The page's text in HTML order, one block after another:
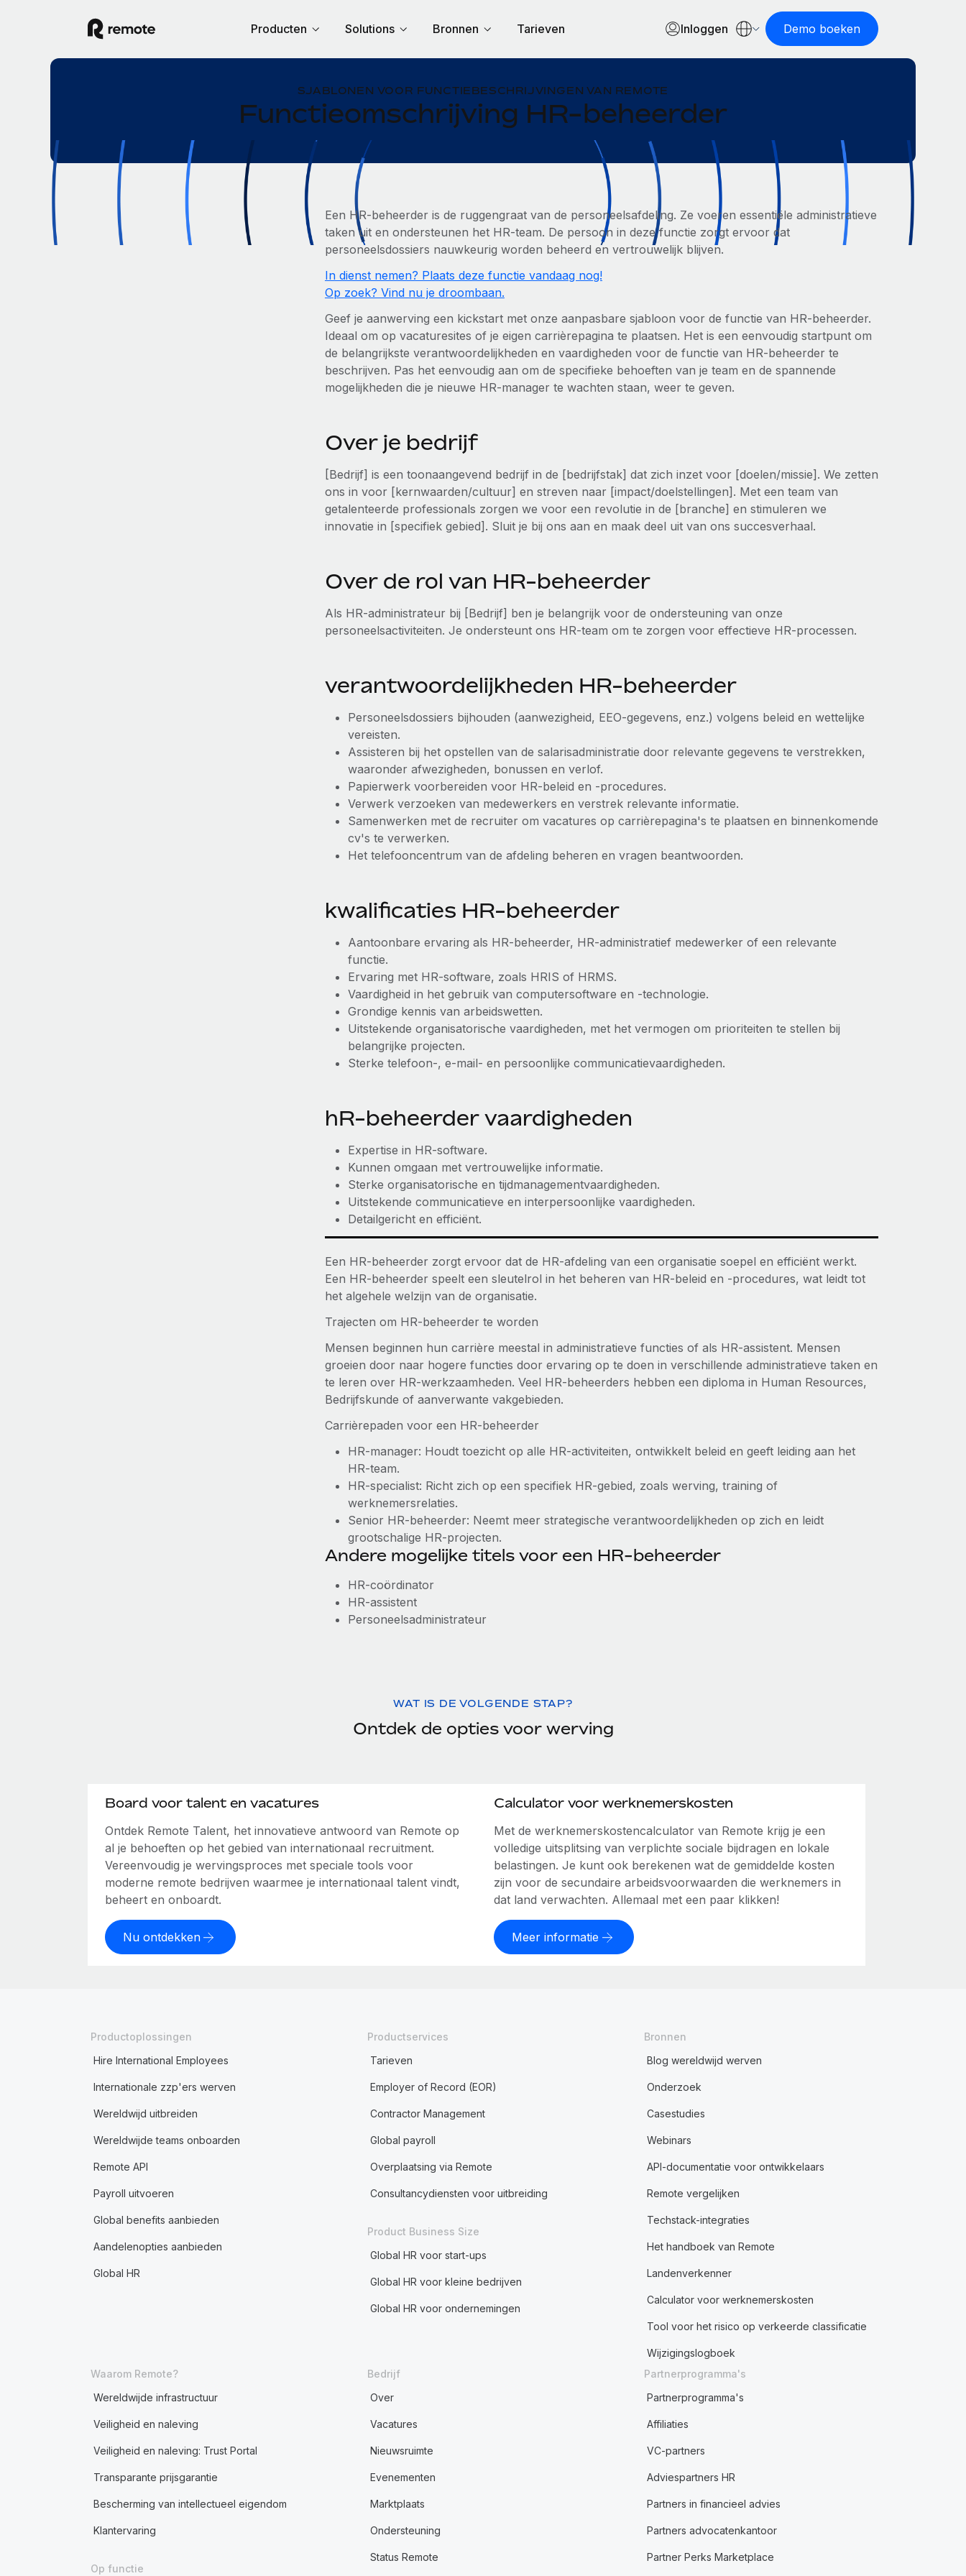
Producten Solutions Bronnen Tarieven Inloggen Demo boeken
SJABLONEN VOOR FUNCTIEBESCHRIJVINGEN VAN REMOTE
Functieomschrijving HR-beheerder
Een HR-beheerder is de ruggengraat van de personeelsafdeling. Ze voeren essentiële administratieve
taken uit en ondersteunen het HR-team. De persoon in deze functie zorgt ervoor dat
personeelsdossiers nauwkeurig worden beheerd en vertrouwelijk blijven.
In dienst nemen? Plaats deze functie vandaag nog!
Op zoek? Vind nu je droombaan.
Geef je aanwerving een kickstart met onze aanpasbare sjabloon voor de functie van HR-beheerder.
Ideaal om op vacaturesites of je eigen carrièrepagina te plaatsen. Het is een eenvoudig startpunt om
de belangrijkste verantwoordelijkheden en vaardigheden voor de functie van HR-beheerder te
beschrijven. Pas het eenvoudig aan om de specifieke behoeften van je team en de spannende
mogelijkheden die je nieuwe HR-manager te wachten staan, weer te geven.
Over je bedrijf
[Bedrijf] is een toonaangevend bedrijf in de [bedrijfstak] dat zich inzet voor [doelen/missie]. We zetten
ons in voor [kernwaarden/cultuur] en streven naar [impact/doelstellingen]. Met een team van
getalenteerde professionals zorgen we voor een revolutie in de [branche] en stimuleren we
innovatie in [specifiek gebied]. Sluit je bij ons aan en maak deel uit van ons succesverhaal.
Over de rol van HR-beheerder
Als HR-administrateur bij [Bedrijf] ben je belangrijk voor de ondersteuning van onze
personeelsactiviteiten. Je ondersteunt ons HR-team om te zorgen voor effectieve HR-processen.
verantwoordelijkheden HR-beheerder
Personeelsdossiers bijhouden (aanwezigheid, EEO-gegevens, enz.) volgens beleid en wettelijke
vereisten.
Assisteren bij het opstellen van de salarisadministratie door relevante gegevens te verstrekken,
waaronder afwezigheden, bonussen en verlof.
Papierwerk voorbereiden voor HR-beleid en -procedures.
Verwerk verzoeken van medewerkers en verstrek relevante informatie.
Samenwerken met de recruiter om vacatures op carrièrepagina's te plaatsen en binnenkomende
cv's te verwerken.
Het telefooncentrum van de afdeling beheren en vragen beantwoorden.
kwalificaties HR-beheerder
Aantoonbare ervaring als HR-beheerder, HR-administratief medewerker of een relevante
functie.
Ervaring met HR-software, zoals HRIS of HRMS.
Vaardigheid in het gebruik van computersoftware en -technologie.
Grondige kennis van arbeidswetten.
Uitstekende organisatorische vaardigheden, met het vermogen om prioriteiten te stellen bij
belangrijke projecten.
Sterke telefoon-, e-mail- en persoonlijke communicatievaardigheden.
hR-beheerder vaardigheden
Expertise in HR-software.
Kunnen omgaan met vertrouwelijke informatie.
Sterke organisatorische en tijdmanagementvaardigheden.
Uitstekende communicatieve en interpersoonlijke vaardigheden.
Detailgericht en efficiënt.
Een HR-beheerder zorgt ervoor dat de HR-afdeling van een organisatie soepel en efficiënt werkt.
Een HR-beheerder speelt een sleutelrol in het beheren van HR-beleid en -procedures, wat leidt tot
het algehele welzijn van de organisatie.
Trajecten om HR-beheerder te worden
Mensen beginnen hun carrière meestal in administratieve functies of als HR-assistent. Mensen
groeien door naar hogere functies door ervaring op te doen in verschillende administratieve taken en
te leren over HR-werkzaamheden. Veel HR-beheerders hebben een diploma in Human Resources,
Bedrijfskunde of aanverwante vakgebieden.
Carrièrepaden voor een HR-beheerder
HR-manager: Houdt toezicht op alle HR-activiteiten, ontwikkelt beleid en geeft leiding aan het
HR-team.
HR-specialist: Richt zich op een specifiek HR-gebied, zoals werving, training of
werknemersrelaties.
Senior HR-beheerder: Neemt meer strategische verantwoordelijkheden op zich en leidt
grootschalige HR-projecten.
Andere mogelijke titels voor een HR-beheerder
HR-coördinator
HR-assistent
Personeelsadministrateur
WAT IS DE VOLGENDE STAP?
Ontdek de opties voor werving
Board voor talent en vacatures
Ontdek Remote Talent, het innovatieve antwoord van Remote op
al je behoeften op het gebied van internationaal recruitment.
Vereenvoudig je wervingsproces met speciale tools voor
moderne remote bedrijven waarmee je internationaal talent vindt,
beheert en onboardt.
Nu ontdekken
Calculator voor werknemerskosten
Met de werknemerskostencalculator van Remote krijg je een
volledige uitsplitsing van verplichte sociale bijdragen en lokale
belastingen. Je kunt ook berekenen wat de gemiddelde kosten
zijn voor de secundaire arbeidsvoorwaarden die werknemers in
dat land verwachten. Allemaal met een paar klikken!
Meer informatie
Productoplossingen
Hire International Employees
Internationale zzp'ers werven
Wereldwijd uitbreiden
Wereldwijde teams onboarden
Remote API
Payroll uitvoeren
Global benefits aanbieden
Aandelenopties aanbieden
Global HR
Productservices
Tarieven
Employer of Record (EOR)
Contractor Management
Global payroll
Overplaatsing via Remote
Consultancydiensten voor uitbreiding
Product Business Size
Global HR voor start-ups
Global HR voor kleine bedrijven
Global HR voor ondernemingen
Bronnen
Blog wereldwijd werven
Onderzoek
Casestudies
Webinars
API-documentatie voor ontwikkelaars
Remote vergelijken
Techstack-integraties
Het handboek van Remote
Landenverkenner
Calculator voor werknemerskosten
Tool voor het risico op verkeerde classificatie
Wijzigingslogboek
Waarom Remote?
Wereldwijde infrastructuur
Veiligheid en naleving
Veiligheid en naleving: Trust Portal
Transparante prijsgarantie
Bescherming van intellectueel eigendom
Klantervaring
Op functie
Bedrijf
Over
Vacatures
Nieuwsruimte
Evenementen
Marktplaats
Ondersteuning
Status Remote
Partnerprogramma's
Partnerprogramma's
Affiliaties
VC-partners
Adviespartners HR
Partners in financieel advies
Partners advocatenkantoor
Partner Perks Marketplace